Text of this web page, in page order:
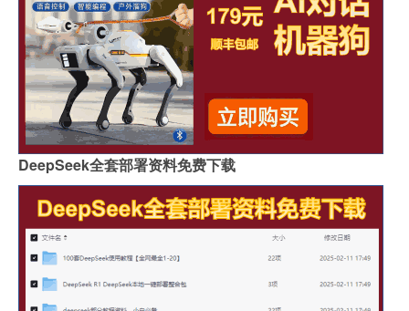
DeepSeek全套部署资料免费下载